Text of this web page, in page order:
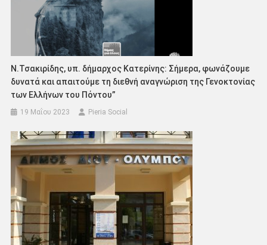
Ν.Τσακιρίδης, υπ. δήμαρχος Κατερίνης: Σήμερα, φωνάζουμε
δυνατά και απαιτούμε τη διεθνή αναγνώριση της Γενοκτονίας
των Ελλήνων του Πόντου”
19 Μαΐου 2023 Pieria Social